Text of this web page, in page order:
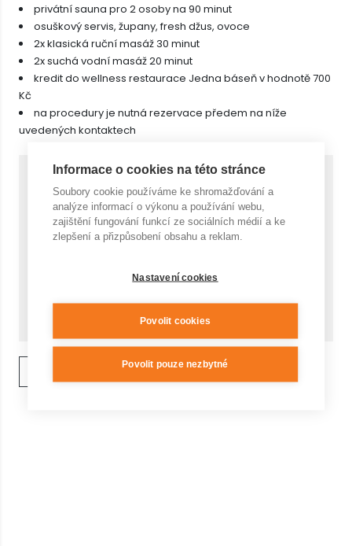
privátní sauna pro 2 osoby na 90 minut
osuškový servis, župany, fresh džus, ovoce
2x klasická ruční masáž 30 minut
2x suchá vodní masáž 20 minut
kredit do wellness restaurace Jedna báseň v hodnotě 700
Kč
na procedury je nutná rezervace předem na níže
uvedených kontaktech
Cena za 1 ks s DPH 2 620,- Kč
Počet
KOUPIT
ZPĚT NA VÝPIS
Informace o cookies na této stránce
Soubory cookie používáme ke shromažďování a
analýze informací o výkonu a používání webu,
zajištění fungování funkcí ze sociálních médií a ke
zlepšení a přizpůsobení obsahu a reklam.
Nastavení cookies
Povolit cookies
Povolit pouze nezbytné